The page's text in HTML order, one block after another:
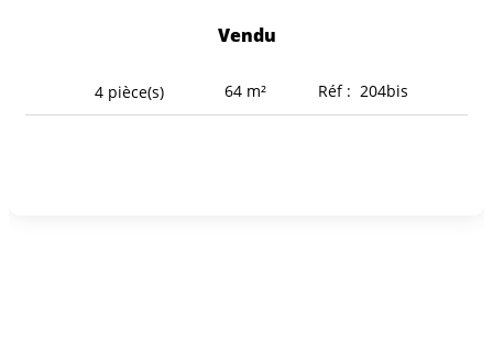
Vendu
4 pièce(s) 64 m² Réf : 204bis